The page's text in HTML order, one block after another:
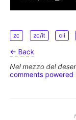
zc zc/it cli
← Back
Nel mezzo del
comments powered